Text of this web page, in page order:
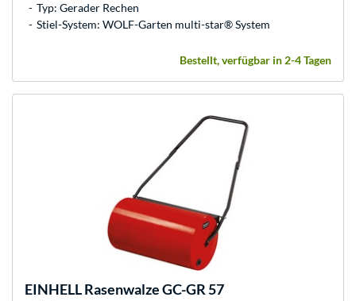
Typ: Gerader Rechen
Stiel-System: WOLF-Garten multi-star® System
Bestellt, verfügbar in 2-4 Tagen
EINHELLRasenwalze GC-GR 57